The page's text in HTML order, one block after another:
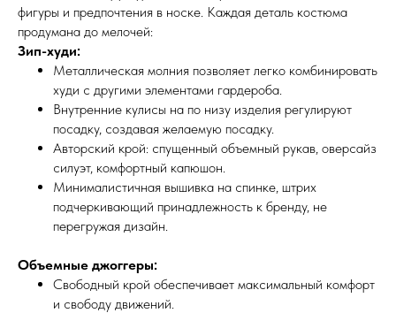
фигуры и предпочтения в носке. Каждая деталь костюма
продумана до мелочей:
Зип-худи:
Металлическая молния позволяет легко комбинировать
худи с другими элементами гардероба.
Внутренние кулисы на по низу изделия регулируют
посадку, создавая желаемую посадку.
Авторский крой: спущенный объемный рукав, оверсайз
силуэт, комфортный капюшон.
Минималистичная вышивка на спинке, штрих
подчеркивающий принадлежность к бренду, не
перегружая дизайн.
Объемные джоггеры:
Свободный крой обеспечивает максимальный комфорт
и свободу движений.